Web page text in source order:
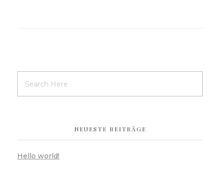
NEUESTE BEITRÄGE
Hello world!